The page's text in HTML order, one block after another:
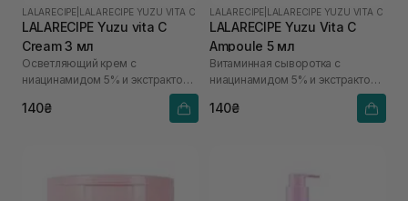
LALARECIPE LALARECIPE YUZU VITA C
LALARECIPE Yuzu vita C
Cream 3 мл
Осветляющий крем с
ниацинамидом 5% и экстрактом
140₴
LALARECIPE LALARECIPE YUZU VITA C
LALARECIPE Yuzu Vita C
Ampoule 5 мл
Витаминная сыворотка с
ниацинамидом 5% и экстрактом
140₴